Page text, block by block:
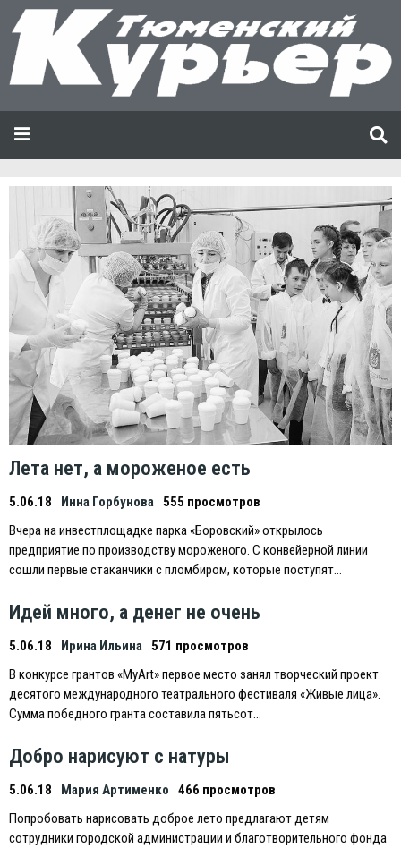
Лета нет, а мороженое есть
5.06.18 Инна Горбунова 555 просмотров
Вчера на инвестплощадке парка «Боровский» открылось
предприятие по производству мороженого. С конвейерной линии
сошли первые стаканчики с пломбиром, которые поступят…
Идей много, а денег не очень
5.06.18 Ирина Ильина 571 просмотров
В конкурсе грантов «MyArt» первое место занял творческий проект
десятого международного театрального фестиваля «Живые лица».
Сумма победного гранта составила пятьсот…
Добро нарисуют с натуры
5.06.18 Мария Артименко
466 просмотров
Попробовать нарисовать доброе лето предлагают детям
сотрудники городской администрации и благотворительного фонда